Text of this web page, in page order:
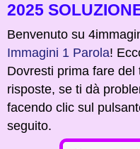
2025
Benvenuto su
Immagini 1 Parola!
Dovresti prima fare
risposte, se ti dà
facendo clic sul
seguito.